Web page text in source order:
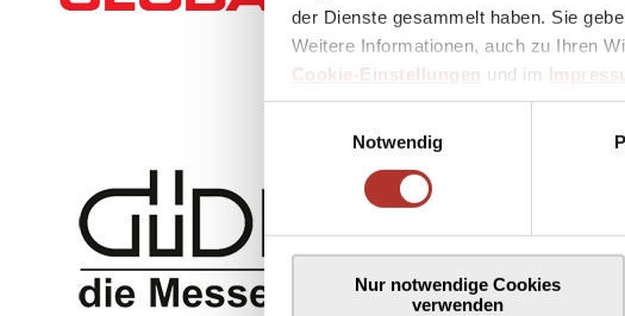
der Dienste gesammelt haben. Sie
Weitere Informationen, auch zu Ihren
Cookie-Einstellungen und im
Notwendig
Nur notwendige Cookies
verwenden